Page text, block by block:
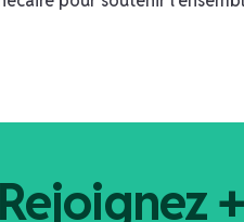
Rejoignez